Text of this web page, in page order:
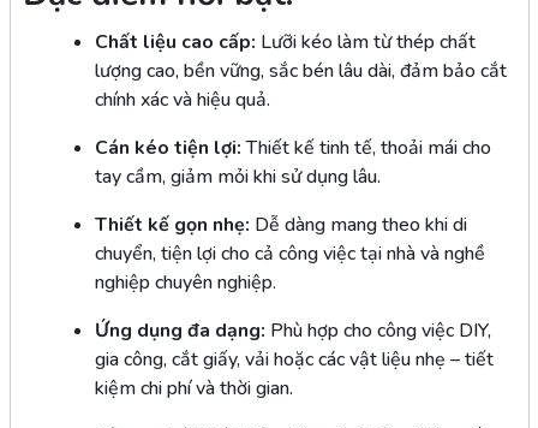
Chất liệu cao cấp: Lưỡi kéo làm từ thép chất
lượng cao, bền vững, sắc bén lâu dài, đảm bảo cắt
chính xác và hiệu quả.
Cán kéo tiện lợi:Thiết kế tinh tế, thoải mái cho
tay cầm, giảm mỏi khi sử dụng lâu.
Thiết kế gọn nhẹ: Dễ dàng mang theo khi di
chuyển, tiện lợi cho cả công việc tại nhà và nghề
nghiệp chuyên nghiệp.
Ứng dụng đa dạng: Phù hợp cho công việc DIY,
gia công, cắt giấy, vải hoặc các vật liệu nhẹ – tiết
kiệm chi phí và thời gian.